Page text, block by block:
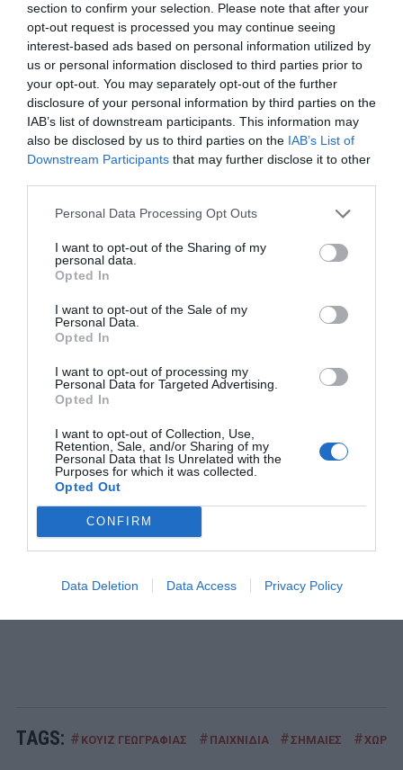
section to confirm your selection. Please note that after your
opt-out request is processed you may continue seeing
interest-based ads based on personal information utilized by
us or personal information disclosed to third parties prior to
your opt-out. You may separately opt-out of the further
disclosure of your personal information by third parties on the
IAB’s list of downstream participants. This information may
also be disclosed by us to third parties on the IAB’s List of
Downstream Participants that may further disclose it to other
Personal Data Processing Opt Outs
I want to opt-out of the Sharing of my
personal data.
Opted In
I want to opt-out of the Sale of my
Personal Data.
Opted In
I want to opt-out of processing my
Personal Data for Targeted Advertising.
Opted In
I want to opt-out of Collection, Use,
Retention, Sale, and/or Sharing of my
Personal Data that Is Unrelated with the
Purposes for which it was collected.
Opted Out
CONFIRM
Data Deletion Data Access Privacy Policy
ΜΠΑΛΑ
Η αλήθεια για τον Ετιέν Καμαρά
ΔΗΜΟΦΙΛΕΣΤΕΡΑ ΗΜΕΡΑΣ
ΠΑΙΧΝΙΔΙΑ
Επιπέδου Γυμνασίου:10 απλές ερωτήσεις που δείχνουν
ότι δεν έμαθες σωστά την ελληνική ιστορία
2 Η πιο ακριβή μεταγραφή στην ιστορία της:
καταλάβει τι παικταρά πήρε η Ρεάλ...
ΜΠΑΛΑ
TAGS: # ΚΟΥΙΖ ΓΕΩΓΡΑΦΙΑΣ # ΠΑΙΧΝΙΔΙΑ #ΣΗΜΑΙΕΣ #ΧΩΡΕΣ